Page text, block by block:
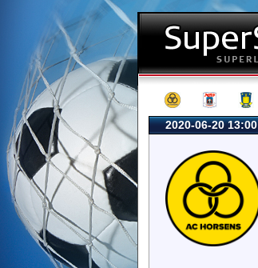
2020-06-20 13:00